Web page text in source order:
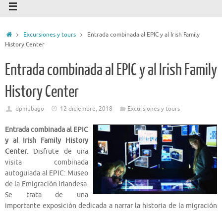
InicioExcursiones y tours
Entrada combinada al EPIC y al Irish Family
History Center
Entrada combinada al EPIC y al Irish Family
History Center
dpmubago 12 diciembre, 2018 Excursiones y tours
Entrada combinada al EPIC
y al Irish Family History
Center. Disfrute de una
visita combinada
autoguiada al EPIC: Museo
de la Emigración Irlandesa.
Se trata de una
importante exposición dedicada a narrar la historia de la migración